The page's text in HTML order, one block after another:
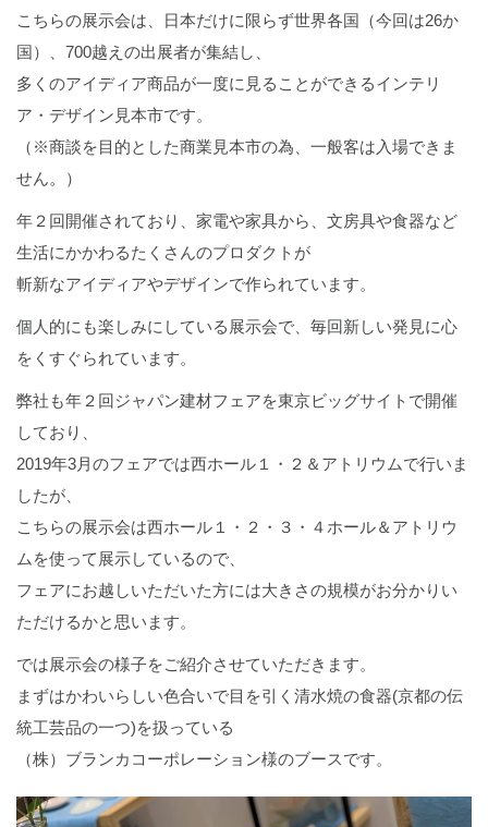
こちらの展示会は、日本だけに限らず世界各国（今回は26か
国）、700越えの出展者が集結し、
多くのアイディア商品が一度に見ることができるインテリ
ア・デザイン見本市です。
（※商談を目的とした商業見本市の為、一般客は入場できま
せん。）
年２回開催されており、家電や家具から、文房具や食器など
生活にかかわるたくさんのプロダクトが
斬新なアイディアやデザインで作られています。
個人的にも楽しみにしている展示会で、毎回新しい発見に心
をくすぐられています。
弊社も年２回ジャパン建材フェアを東京ビッグサイトで開催
しており、
2019年3月のフェアでは西ホール１・２＆アトリウムで行いま
したが、
こちらの展示会は西ホール１・２・３・４ホール＆アトリウ
ムを使って展示しているので、
フェアにお越しいただいた方には大きさの規模がお分かりい
ただけるかと思います。
では展示会の様子をご紹介させていただきます。
まずはかわいらしい色合いで目を引く清水焼の食器(京都の伝
統工芸品の一つ)を扱っている
（株）ブランカコーポレーション様のブースです。